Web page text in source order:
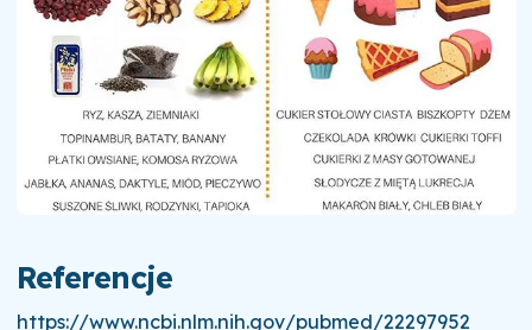
Referencje
https://www.ncbi.nlm.nih.gov/pubmed/22297952